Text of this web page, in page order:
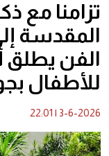
تزامنا مع
المقدسة
الفن يطلق
للأطفال
3-6-2026
|
22:01